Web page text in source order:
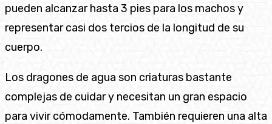
pueden alcanzar hasta 3 pies para los machos y
representar casi dos tercios de la longitud de su
cuerpo.
Los dragones de agua son criaturas bastante
complejas de cuidar y necesitan un gran espacio
para vivir cómodamente. También requieren una alta